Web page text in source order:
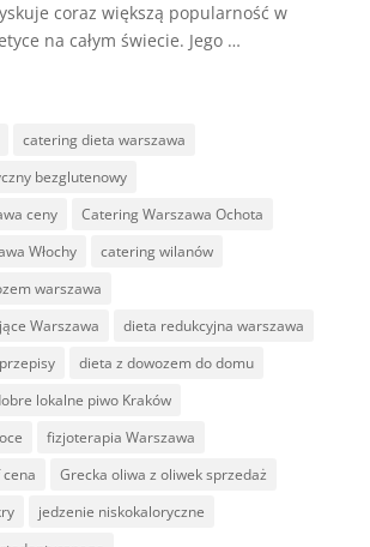
coraz większą popularność w
na całym świecie. Jego …
catering dieta warszawa
bezglutenowy
ceny
Catering Warszawa Ochota
Włochy
catering wilanów
warszawa
Warszawa
dieta redukcyjna warszawa
dieta z dowozem do domu
lokalne piwo Kraków
fizjoterapia Warszawa
Grecka oliwa z oliwek sprzedaż
jedzenie niskokaloryczne